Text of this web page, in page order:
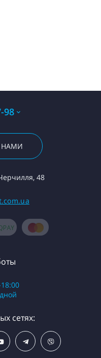
98
НАМИ
48
сетях: